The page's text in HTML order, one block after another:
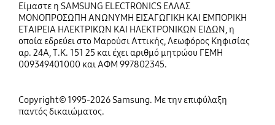
Είμαστε η SAMSUNG ELECTRONICS ΕΛΛΑΣ
ΜΟΝΟΠΡΟΣΩΠΗ ΑΝΩΝΥΜΗ ΕΙΣΑΓΩΓΙΚΗ ΚΑΙ ΕΜΠΟΡΙΚΗ
ΕΤΑΙΡΕΙΑ ΗΛΕΚΤΡΙΚΩΝ ΚΑΙ ΗΛΕΚΤΡΟΝΙΚΩΝ ΕΙΔΩΝ, η
οποία εδρεύει στο Μαρούσι Αττικής, Λεωφόρος Κηφισίας
αρ. 24Α, Τ.Κ. 151 25 και έχει αριθμό μητρώου ΓΕΜΗ
009349401000 και ΑΦΜ 997802345.
Copyright© 1995-2026 Samsung. Με την επιφύλαξη
παντός δικαιώματος.